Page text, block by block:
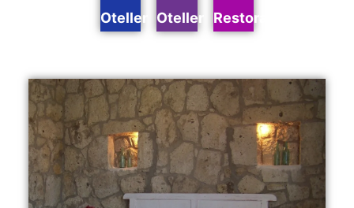
Oteller
Oteller
Restoran